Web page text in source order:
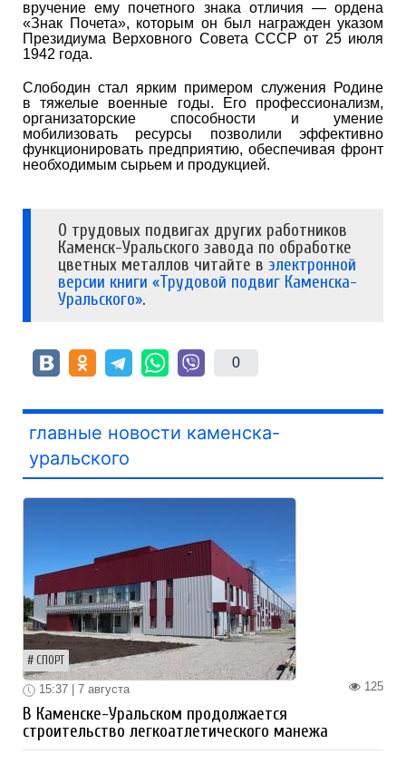
вручение ему почетного знака отличия — ордена
«Знак Почета», которым он был награжден указом
Президиума Верховного Совета СССР от 25 июля
1942 года.
Слободин стал ярким примером служения Родине
в тяжелые военные годы. Его профессионализм,
организаторские способности и умение
мобилизовать ресурсы позволили эффективно
функционировать предприятию, обеспечивая фронт
необходимым сырьем и продукцией.
О трудовых подвигах других работников
Каменск-Уральского завода по обработке
цветных металлов читайте в электронной
версии книги «Трудовой подвиг Каменска-
Уральского».
0
главные новости каменска-
уральского
СПОРТ
125
15:37 | 7 августа
В Каменске-Уральском продолжается
строительство легкоатлетического манежа